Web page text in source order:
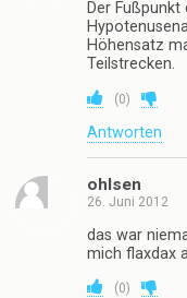
Der
Höhensatz
Teilstrecken.
(0)
Antworten
ohlsen
26. Juni 2012
das war
mich flaxdax
(0)